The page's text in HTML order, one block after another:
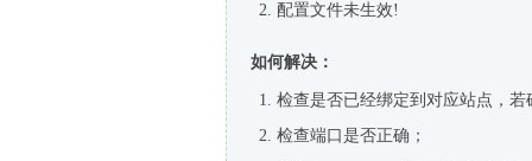
配置文件未生效!
如何解决：
检查是否已经绑定到对应站点，
检查端口是否正确；